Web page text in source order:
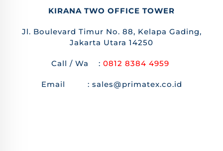
KIRANA TWO OFFICE TOWER
Jl. Boulevard Timur No. 88, Kelapa Gading,
Jakarta Utara 14250
Call / Wa : 0812 8384 4959
Email : sales@primatex.co.id